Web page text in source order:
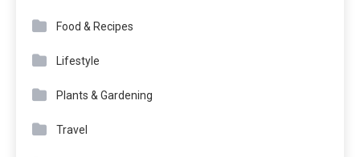
Food & Recipes
Lifestyle
Plants & Gardening
Travel